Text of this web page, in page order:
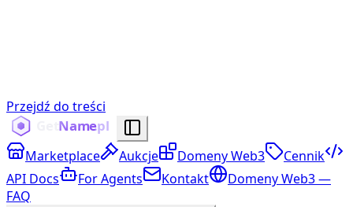
Przejdź do treści
Marketplace Aukcje Domeny Web3
Cennik
API Docs
For Agents Kontakt
Domeny Web3 —
FAQ